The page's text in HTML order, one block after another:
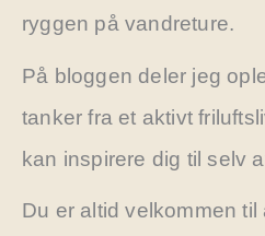
ryggen på vandreture.
På bloggen deler jeg
tanker fra et aktivt
kan inspirere dig til selv
Du er altid velkommen